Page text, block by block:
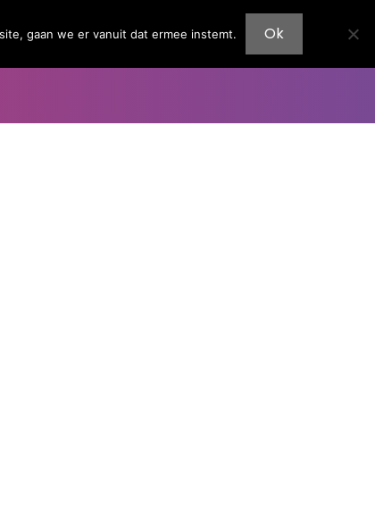
Kaarten kopen Doneer nu
gaan we er vanuit dat ermee instemt. Ok